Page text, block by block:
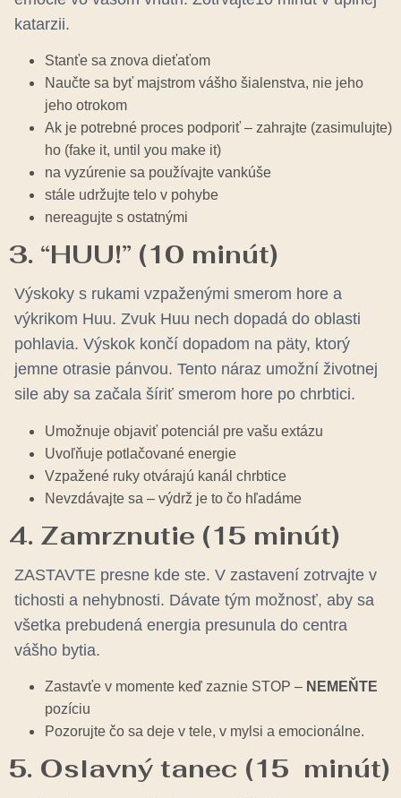
katarzii.
Stanťe sa znova dieťaťom
Naučte sa byť majstrom vášho šialenstva, nie jeho
jeho otrokom
Ak je potrebné proces podporiť – zahrajte (zasimulujte)
ho (fake it, until you make it)
na vyzúrenie sa používajte vankúše
stále udržujte telo v pohybe
nereagujte s ostatnými
3. “HUU!” (10 minút)
Výskoky s rukami vzpaženými smerom hore a
výkrikom Huu. Zvuk Huu nech dopadá do oblasti
pohlavia. Výskok končí dopadom na päty, ktorý
jemne otrasie pánvou. Tento náraz umožní životnej
sile aby sa začala šíriť smerom hore po chrbtici.
Umožnuje objaviť potenciál pre vašu extázu
Uvoľňuje potlačované energie
Vzpažené ruky otvárajú kanál chrbtice
Nevzdávajte sa – výdrž je to čo hľadáme
4. Zamrznutie (15 minút)
ZASTAVTE presne kde ste. V zastavení zotrvajte v
tichosti a nehybnosti. Dávate tým možnosť, aby sa
všetka prebudená energia presunula do centra
vášho bytia.
Zastavťe v momente keď zaznie STOP – NEMEŇTE
pozíciu
Pozorujte čo sa deje v tele, v mylsi a emocionálne.
5. Oslavný tanec (15 minút)